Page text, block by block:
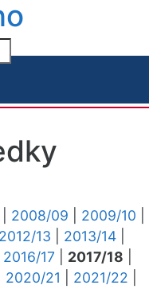
2008/09 2009/10
2012/13 2013/14
2016/17 2017/18
2020/21 2021/22